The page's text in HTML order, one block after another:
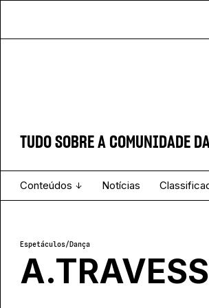
TUDO SOBRE A COMUNIDADE
Conteúdos Notícias
Espetáculos/Dança